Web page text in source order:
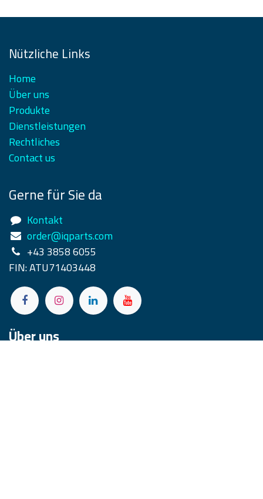
Nützliche Links
Home
Über uns
Produkte
Dienstleistungen
Rechtliches
Contact us
Gerne für Sie da
Kontakt
order@iqparts.com
+43 3858 6055
FIN: ATU71403448
Über uns